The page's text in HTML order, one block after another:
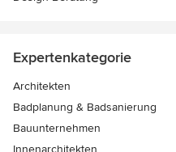
Expertenkategorie
Architekten
Badplanung & Badsanierung
Bauunternehmen